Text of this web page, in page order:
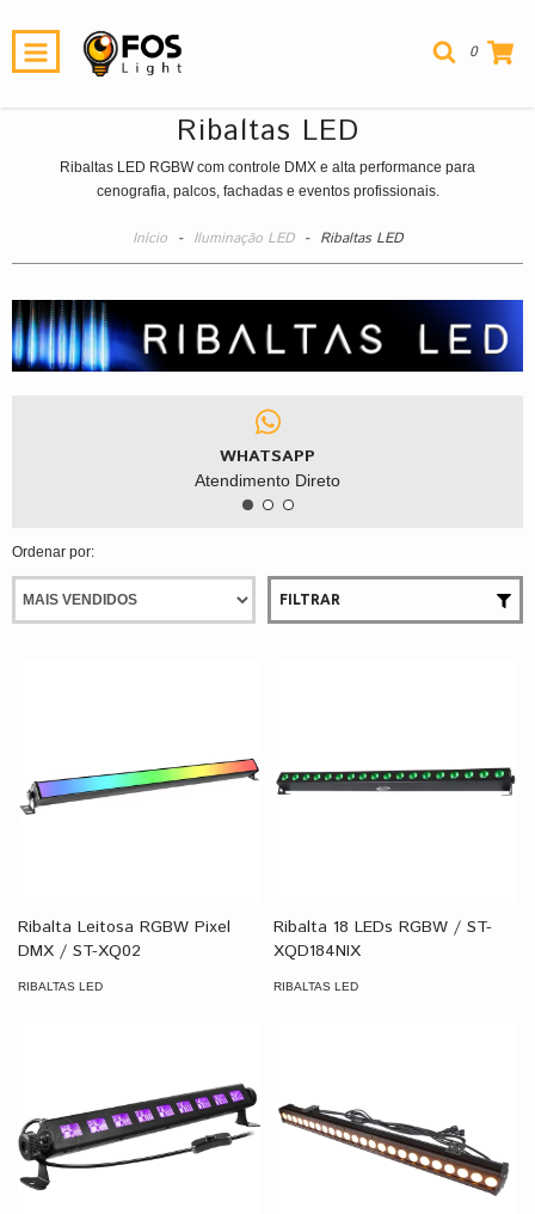
0
Ribaltas LED
Ribaltas LED RGBW com controle DMX e alta performance para
cenografia, palcos, fachadas e eventos profissionais.
Início - Iluminação LED - Ribaltas LED
WHATSAPP
Atendimento Direto
Ordenar por:
FILTRAR
Ribalta Leitosa RGBW Pixel
DMX / ST-XQ02
RIBALTAS LED
Ribalta 18 LEDs RGBW / ST-
XQD184NIX
RIBALTAS LED